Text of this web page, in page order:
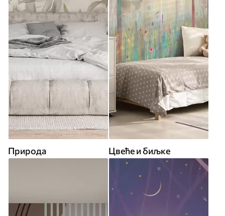
Природа Цвеће и биљке